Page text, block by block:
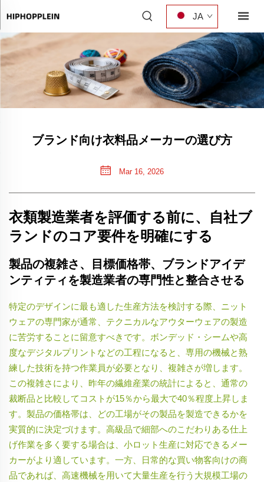
JA
ブランド向け衣料品メーカーの選び方
Mar 16, 2026
衣類製造業者を評価する前に、自社ブ
ランドのコア要件を明確にする
製品の複雑さ、目標価格帯、ブランドアイデ
ンティティを製造業者の専門性と整合させる
特定のデザインに最も適した生産方法を検討する際、ニット
ウェアの専門家が通常、テクニカルなアウターウェアの製造
に苦労することに留意すべきです。ボンデッド・シームや高
度なデジタルプリントなどの工程になると、専用の機械と熟
練した技術を持つ作業員が必要となり、複雑さが増します。
この複雑さにより、昨年の繊維産業の統計によると、通常の
裁断品と比較してコストが15％から最大で40％程度上昇しま
す。製品の価格帯は、どの工場がその製品を製造できるかを
実質的に決定づけます。高級品で細部へのこだわりある仕上
げ作業を多く要する場合は、小ロット生産に対応できるメー
カーがより適しています。一方、日常的な買い物客向けの商
品であれば、高速機械を用いて大量生産を行う大規模工場の